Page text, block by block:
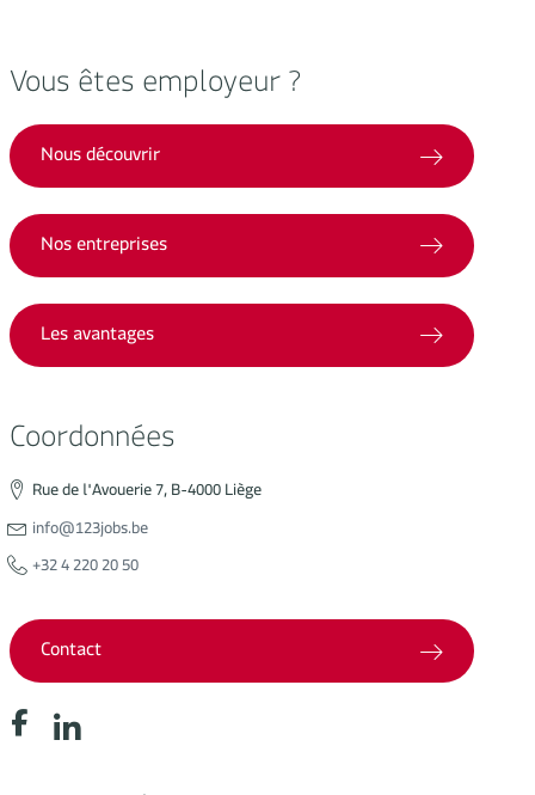
Vous êtes employeur ?
Nous découvrir
Nos entreprises
Les avantages
Coordonnées
Rue de l'Avouerie 7, B-4000 Liège
info@123jobs.be
+32 4 220 20 50
Contact